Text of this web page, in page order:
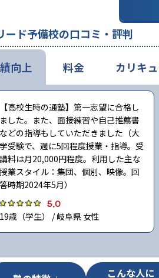
ード予備校の口コミ・評判
向上
【高校生時の通塾】第一志望に合格し
ました。また、面接練習や自己推薦書
などの指導もしていただきました（大
学受験で、週に5回程度授業・指導。受
講料は月20,000円程度。利用した主な
授業スタイル：集団、個別、映像。回
答時期2024年5月）
5.0
19歳（学生） / 岐阜県 女性
料金 カリキ
こんな人に